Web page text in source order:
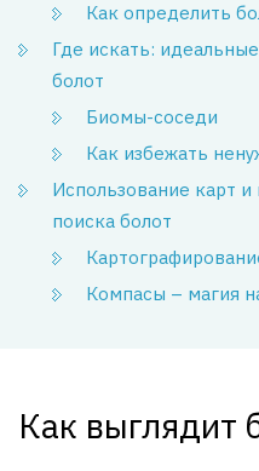
Как определить
Где искать:
болот
Биомы-соседи
Как избежать
Использование карт
поиска болот
Компасы – магия
Как выглядит